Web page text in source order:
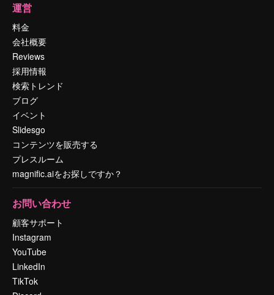
運営
料金
会社概要
Reviews
採用情報
検索トレンド
ブログ
イベント
Slidesgo
コンテンツを販売する
プレスルーム
magnific.aiをお探しですか？
お問い合わせ
顧客サポート
Instagram
YouTube
LinkedIn
TikTok